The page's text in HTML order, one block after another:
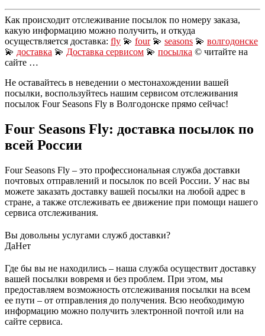
Как происходит отслеживание посылок по номеру заказа,
какую информацию можно получить, и откуда
осуществляется доставка: fly 💫 four💫 seasons 💫 волгодонске
💫 доставка 💫 Доставка сервисом 💫 посылка © читайте на
сайте …
Не оставайтесь в неведении о местонахождении вашей
посылки, воспользуйтесь нашим сервисом отслеживания
посылок Four Seasons Fly в Волгодонске прямо сейчас!
Four Seasons Fly: доставка посылок по
всей России
Four Seasons Fly – это профессиональная служба доставки
почтовых отправлений и посылок по всей России. У нас вы
можете заказать доставку вашей посылки на любой адрес в
стране, а также отслеживать ее движение при помощи нашего
сервиса отслеживания.
Вы довольны услугами служб доставки?
ДаНет
Где бы вы не находились – наша служба осуществит доставку
вашей посылки вовремя и без проблем. При этом, мы
предоставляем возможность отслеживания посылки на всем
ее пути – от отправления до получения. Всю необходимую
информацию можно получить электронной почтой или на
сайте сервиса.